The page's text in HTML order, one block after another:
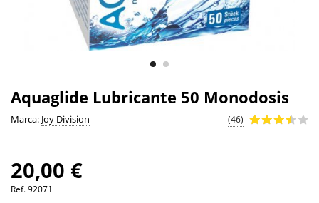
Aquaglide Lubricante 50 Monodosis
Marca: Joy Division (46)
20,00 €
Ref.92071